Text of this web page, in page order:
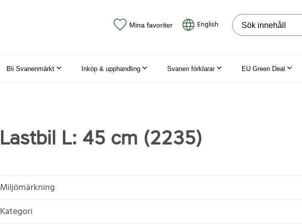
Mina favoriter English Sök på webbplatsen
Bli Svanenmärkt Inköp & upphandling Svanen förklarar EU Green Deal
Lastbil L: 45 cm (2235)
Miljömärkning
Kategori